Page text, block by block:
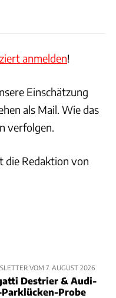
anmelden!
Einschätzung
als Mail. Wie das
verfolgen.
die Redaktion von
VOM 7. AUGUST 2026
Destrier & Audi-
Probe